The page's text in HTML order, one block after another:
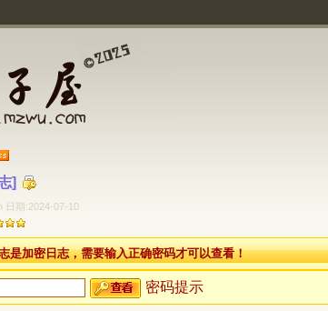
]
日期:2024-07-10
是加密日志，需要输入正确密码才可以查看！
密码提示